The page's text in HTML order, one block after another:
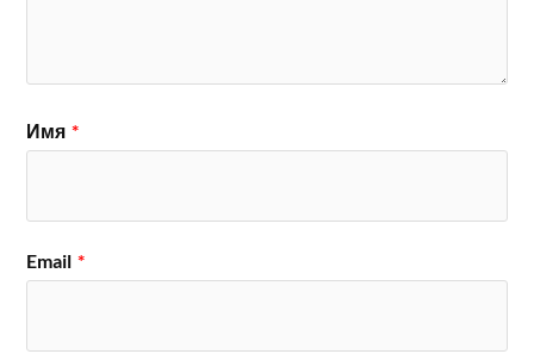
Имя *
Email *